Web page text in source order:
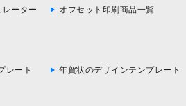
ーター オフセット印刷商品一覧
レート 年賀状のデザインテンプレート